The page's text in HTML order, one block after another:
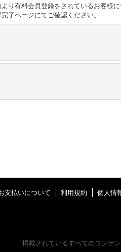
り有料会員登録をされているお客様
了ページにてご確認ください。
支払いについて 利用規約 個人情
掲載されているすべてのコンテ